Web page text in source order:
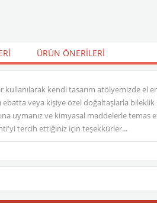
ÜRÜN ÖNERILERI
kullanılarak kendi tasarım atölyemizde
veya kişiye özel doğaltaşlarla
uymanız ve kimyasal maddelerle
tercih ettiğiniz için teşekkürler...